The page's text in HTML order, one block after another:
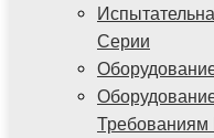
Серии
Требованиям